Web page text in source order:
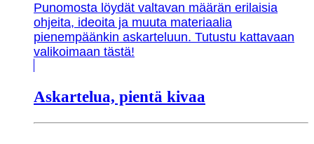
Punomosta löydät valtavan määrän erilaisia
ohjeita, ideoita ja muuta materiaalia
pienempäänkin askarteluun. Tutustu kattavaan
valikoimaan tästä!
Askartelua, pientä kivaa